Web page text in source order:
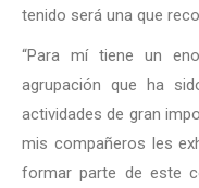
tenido será una que
“Para mí tiene un
agrupación que ha
actividades de gran
mis compañeros les
formar parte de este